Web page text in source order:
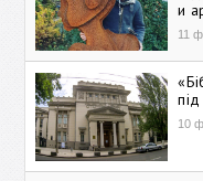
и
11
10